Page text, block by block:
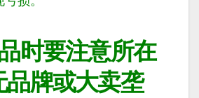
时要注意所在
品牌或大卖垄